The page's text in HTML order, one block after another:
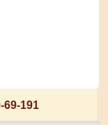
69-191